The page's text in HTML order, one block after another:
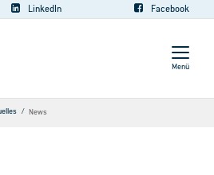
LinkedIn Facebook
Menü
News